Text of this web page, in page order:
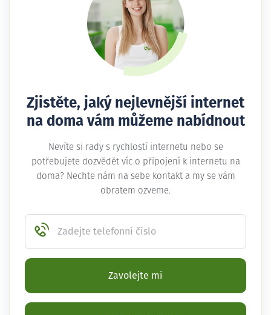
Zjistěte, jaký nejlevnější internet
na doma vám můžeme nabídnout
Nevíte si rady s rychlostí internetu nebo se
potřebujete dozvědět víc o připojení k internetu na
doma? Nechte nám na sebe kontakt a my se vám
obratem ozveme.
Zadejte telefonní číslo
Zavolejte mi